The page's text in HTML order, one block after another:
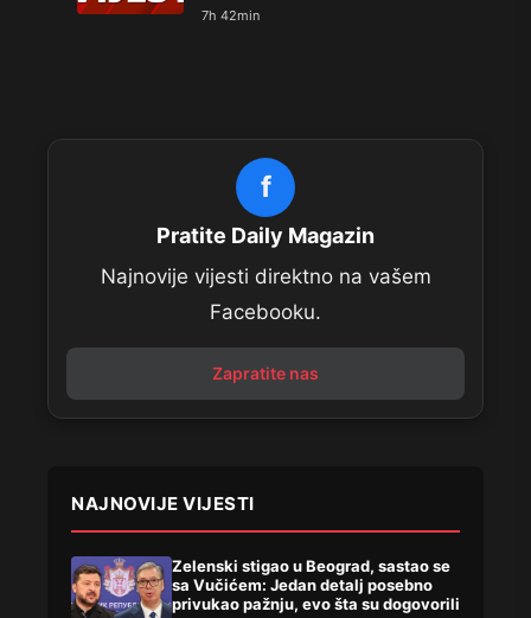
7h 42min
f
Pratite Daily Magazin
Najnovije vijesti direktno na vašem
Facebooku.
Zapratite nas
NAJNOVIJE VIJESTI
Zelenski stigao u Beograd, sastao se
sa Vučićem: Jedan detalj posebno
privukao pažnju, evo šta su dogovorili